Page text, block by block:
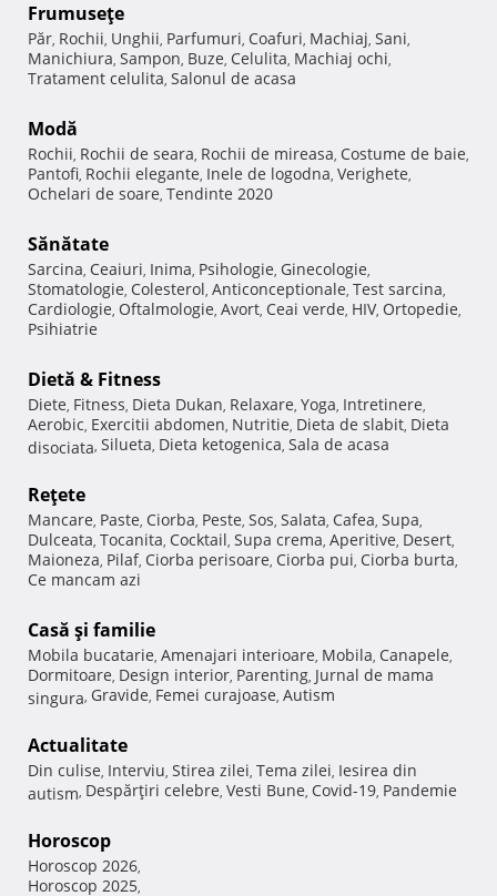
Frumuseţe
Păr, Rochii, Unghii, Parfumuri, Coafuri, Machiaj, Sani,
Manichiura, Sampon, Buze, Celulita, Machiaj ochi,
Tratament celulita, Salonul de acasa
Modă
Rochii, Rochii de seara, Rochii de mireasa, Costume de baie,
Pantofi, Rochii elegante, Inele de logodna, Verighete,
Ochelari de soare, Tendinte 2020
Sănătate
Sarcina, Ceaiuri, Inima, Psihologie, Ginecologie,
Stomatologie, Colesterol, Anticonceptionale, Test sarcina,
Cardiologie, Oftalmologie, Avort, Ceai verde, HIV, Ortopedie,
Psihiatrie
Dietă & Fitness
Diete, Fitness, Dieta Dukan, Relaxare, Yoga, Intretinere,
Aerobic, Exercitii abdomen, Nutritie, Dieta de slabit, Dieta
disociata, Silueta, Dieta ketogenica, Sala de acasa
Reţete
Mancare, Paste, Ciorba, Peste, Sos, Salata, Cafea, Supa,
Dulceata, Tocanita, Cocktail, Supa crema, Aperitive, Desert,
Maioneza, Pilaf, Ciorba perisoare, Ciorba pui, Ciorba burta,
Ce mancam azi
Casă şi familie
Mobila bucatarie, Amenajari interioare, Mobila, Canapele,
Dormitoare, Design interior, Parenting, Jurnal de mama
singura, Gravide, Femei curajoase, Autism
Actualitate
Din culise, Interviu, Stirea zilei, Tema zilei, Iesirea din
autism, Despărţiri celebre, Vesti Bune, Covid-19, Pandemie
Horoscop
Horoscop 2026,
Horoscop 2025,